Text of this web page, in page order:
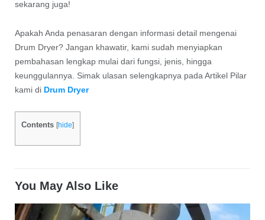
sekarang juga!
Apakah Anda penasaran dengan informasi detail mengenai
Drum Dryer? Jangan khawatir, kami sudah menyiapkan
pembahasan lengkap mulai dari fungsi, jenis, hingga
keunggulannya. Simak ulasan selengkapnya pada Artikel Pilar
kami di Drum Dryer
Contents [hide]
You May Also Like